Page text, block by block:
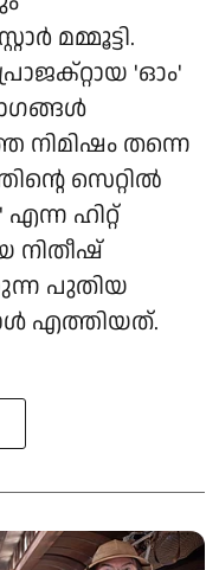
മമ്മൂട്ടി.
'ഓം'
നിമിഷം തന്നെ
സെറ്റിൽ
ഹിറ്റ്
നിതീഷ്
പുതിയ
എത്തിയത്.